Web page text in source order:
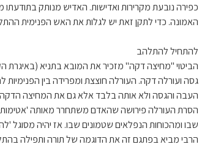
כפירה נובעת מקרירות ואדישות. האדיש מנותק
האמונה. כדי לתקן זאת יש לגלות את האש הפנימית
להתחיל להתלהב
הביטוי "מחיצה דקה" מזכיר את המובא בתניא (באיגרת
גסה ועורלה דקה. העורלה חוצצת ומפרידה בין הפנימיות
העבה והגסה ולא אותה בלבד אלא גם את המחיצה
הסרת העורלה פירושה שהאדם משתחרר מאותה
שבו ומהכוחות הנפלאים שטמונים שבו. אז יהיה
הרבי מביא בפתגם זה את הדוגמה של תורה ותפילה